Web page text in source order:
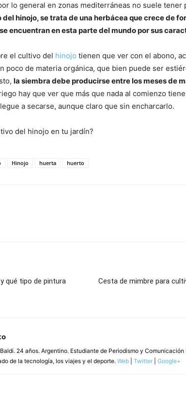
lo general en zonas mediterráneas no suele tener
hinojo, se trata de una herbácea que crece de
encuentran en esta parte del mundo por sus
el cultivo del hinojo tienen que ver con el abono,
poco de materia orgánica, que bien puede ser
la siembra debe producirse entre los meses de
hay que ver que más que nada al comienzo
a secarse, aunque claro que sin encharcarlo.
del hinojo en tu jardín?
Hinojo huerta huerto
qué tipo de pintura
Cesta de mimbre para
24 años. Argentino. Estudiante de Periodismo y Comunicación
de la tecnología, los viajes y el deporte. Web Twitter Google+